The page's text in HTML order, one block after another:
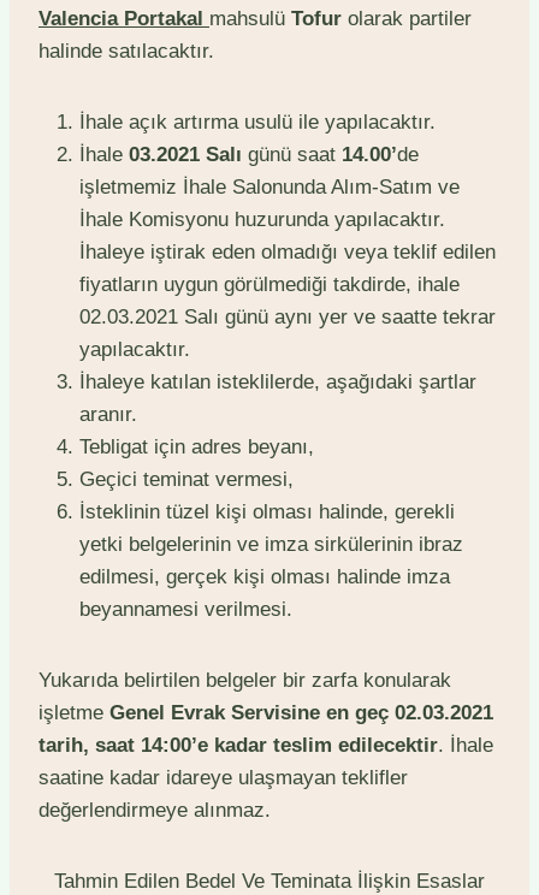
Valencia Portakal mahsulü Tofur olarak partiler
halinde satılacaktır.
İhale açık artırma usulü ile yapılacaktır.
İhale 03.2021 Salı günü saat 14.00’de
işletmemiz İhale Salonunda Alım-Satım ve
İhale Komisyonu huzurunda yapılacaktır.
İhaleye iştirak eden olmadığı veya teklif edilen
fiyatların uygun görülmediği takdirde, ihale
02.03.2021 Salı günü aynı yer ve saatte tekrar
yapılacaktır.
İhaleye katılan isteklilerde, aşağıdaki şartlar
aranır.
Tebligat için adres beyanı,
Geçici teminat vermesi,
İsteklinin tüzel kişi olması halinde, gerekli
yetki belgelerinin ve imza sirkülerinin ibraz
edilmesi, gerçek kişi olması halinde imza
beyannamesi verilmesi.
Yukarıda belirtilen belgeler bir zarfa konularak
işletme Genel Evrak Servisine en geç 02.03.2021
tarih, saat 14:00’e kadar teslim edilecektir. İhale
saatine kadar idareye ulaşmayan teklifler
değerlendirmeye alınmaz.
Tahmin Edilen Bedel Ve Teminata İlişkin Esaslar